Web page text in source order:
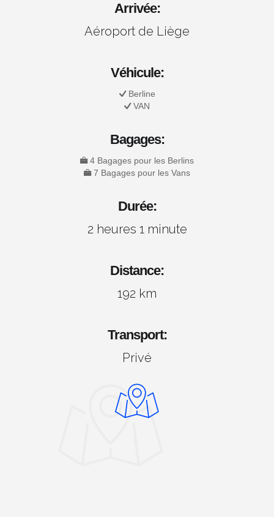
Arrivée:
Aéroport de Liège
Véhicule:
Berline
VAN
Bagages:
4 Bagages pour les Berlins
7 Bagages pour les Vans
Durée:
2 heures 1 minute
Distance:
192 km
Transport:
Privé